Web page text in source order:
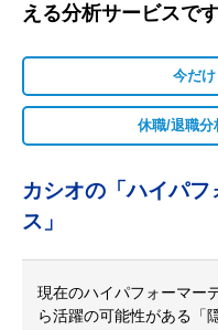
える分析サービスです
今だけ
休職/退職分
カシオの「ハイパ
ス」
現在のハイパフォーマー
ら活躍の可能性がある「